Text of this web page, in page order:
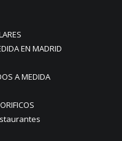
EN MADRID
A MEDIDA